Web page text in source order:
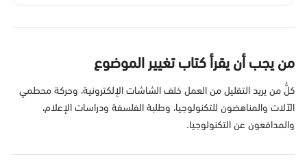
من يجب أن يقرأ كتاب تغيير الموضوع
كلُّ من يريد التقليل من العمل خلف الشاشات الإلكترونية، وحركة محطمي
الآلات والمناهضون للتكنولوجيا، وطلبة الفلسفة ودراسات الإعلام،
والمدافعون عن التكنولوجيا.